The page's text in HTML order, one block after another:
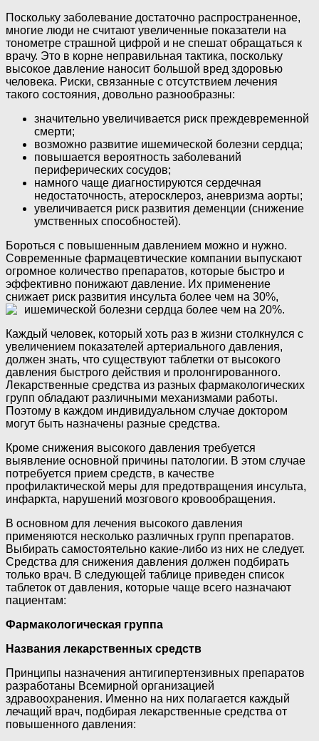
Поскольку заболевание достаточно распространенное,
многие люди не считают увеличенные показатели на
тонометре страшной цифрой и не спешат обращаться к
врачу. Это в корне неправильная тактика, поскольку
высокое давление наносит большой вред здоровью
человека. Риски, связанные с отсутствием лечения
такого состояния, довольно разнообразны:
значительно увеличивается риск преждевременной
смерти;
возможно развитие ишемической болезни сердца;
повышается вероятность заболеваний
периферических сосудов;
намного чаще диагностируются сердечная
недостаточность, атеросклероз, аневризма аорты;
увеличивается риск развития деменции (снижение
умственных способностей).
Бороться с повышенным давлением можно и нужно.
Современные фармацевтические компании выпускают
огромное количество препаратов, которые быстро и
эффективно понижают давление. Их применение
снижает риск развития инсульта более чем на 30%,
ишемической болезни сердца более чем на 20%.
Каждый человек, который хоть раз в жизни столкнулся с
увеличением показателей артериального давления,
должен знать, что существуют таблетки от высокого
давления быстрого действия и пролонгированного.
Лекарственные средства из разных фармакологических
групп обладают различными механизмами работы.
Поэтому в каждом индивидуальном случае доктором
могут быть назначены разные средства.
Кроме снижения высокого давления требуется
выявление основной причины патологии. В этом случае
потребуется прием средств, в качестве
профилактической меры для предотвращения инсульта,
инфаркта, нарушений мозгового кровообращения.
В основном для лечения высокого давления
применяются несколько различных групп препаратов.
Выбирать самостоятельно какие-либо из них не следует.
Средства для снижения давления должен подбирать
только врач. В следующей таблице приведен список
таблеток от давления, которые чаще всего назначают
пациентам:
Фармакологическая группа
Названия лекарственных средств
Принципы назначения антигипертензивных препаратов
разработаны Всемирной организацией
здравоохранения. Именно на них полагается каждый
лечащий врач, подбирая лекарственные средства от
повышенного давления: